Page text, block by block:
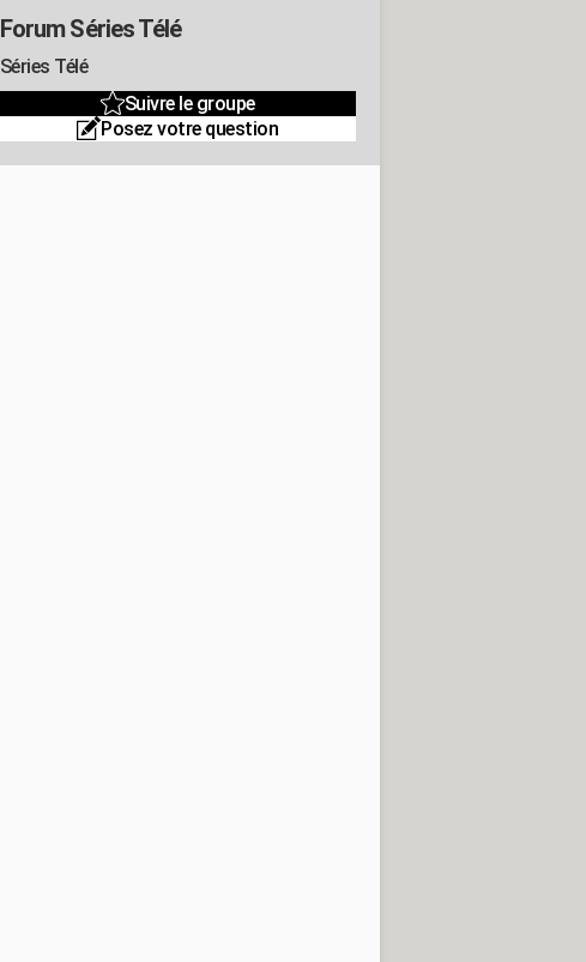
Forum Séries Télé
Séries Télé
Suivre le groupe
Posez votre question